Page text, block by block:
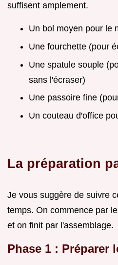
suffisent amplement.
Un bol moyen pour le
Une fourchette (pour
Une spatule souple
sans l'écraser)
Une passoire fine
Un couteau d'office
La préparation
Je vous suggère de suivre
temps. On commence par
et on finit par l'assemblage.
Phase 1 : Préparer